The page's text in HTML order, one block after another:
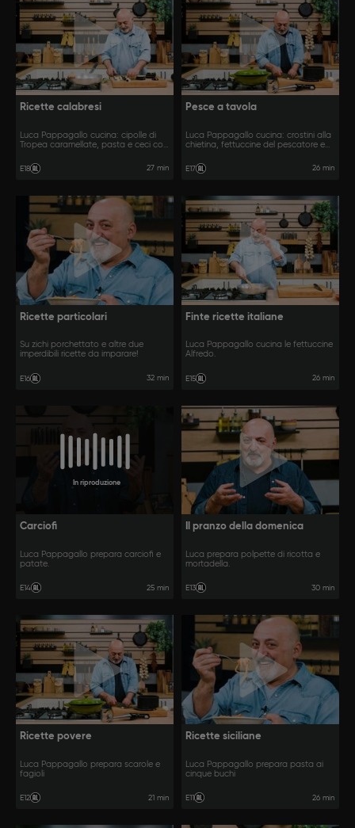
Ricette calabresi
Luca Pappagallo cucina: cipolle di
Tropea caramellate, pasta e ceci con
calabrese.
E18 27 min
Pesce a tavola
Luca Pappagallo cucina: crostini alla
chietina, fettuccine del pescatore e
E17 26 min
Ricette particolari
Su zichi porchettato e altre due
imperdibili ricette da imparare!
E16 32 min
Finte ricette italiane
Luca Pappagallo cucina le fettuccine
Alfredo.
E15 26 min
In riproduzione
Carciofi
Luca Pappagallo prepara carciofi e
patate.
E14 25 min
Il pranzo della domenica
Luca prepara polpette di ricotta e
mortadella.
E13 30 min
Ricette povere
Luca Pappagallo prepara scarole e
fagioli
E12 21 min
Ricette siciliane
Luca Pappagallo prepara pasta ai
cinque buchi
E11 26 min